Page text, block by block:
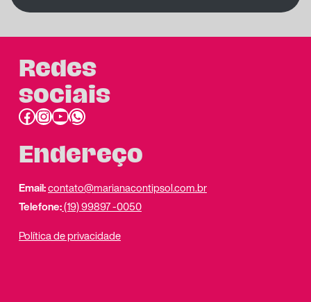
Redes
sociais
Facebook InstagramYoutube link do whatsapp
Endereço
Email:contato@marianacontipsol.com.br
Telefone:(19) 99897 -0050
Política de privacidade